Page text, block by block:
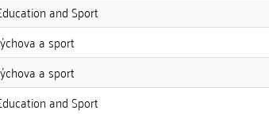
and Sport
a sport
a sport
and Sport